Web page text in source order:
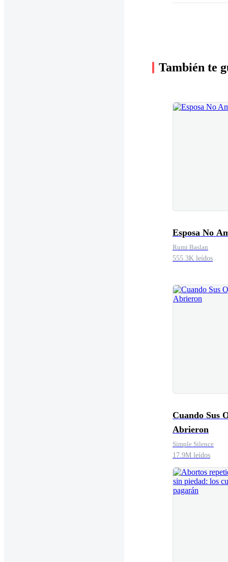
También te
Esposa No
Rumi Baslan
555.3K leídos
Cuando Sus
Abrieron
Simple Silence
17.9M leídos